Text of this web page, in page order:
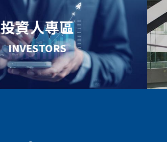
投資人專區
INVESTORS